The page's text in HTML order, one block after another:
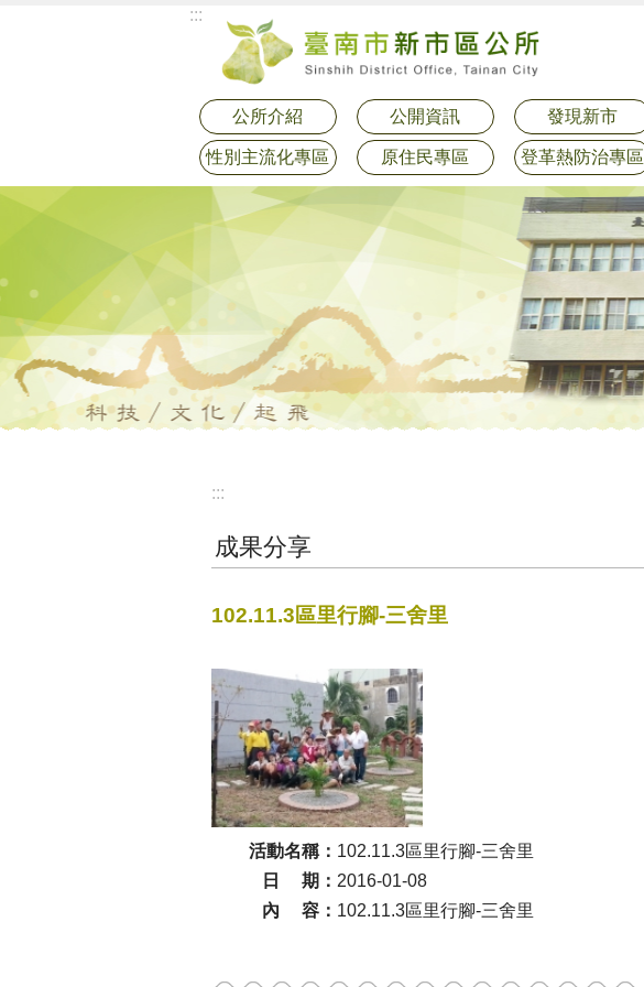
:::
公所介紹 公開資訊 發現新市
性別主流化專區 原住民專區 登革熱防治專區
:::
成果分享
102.11.3區里行腳-三舍里
活動名稱： 102.11.3區里行腳-三舍里
日 期： 2016-01-08
內 容： 102.11.3區里行腳-三舍里